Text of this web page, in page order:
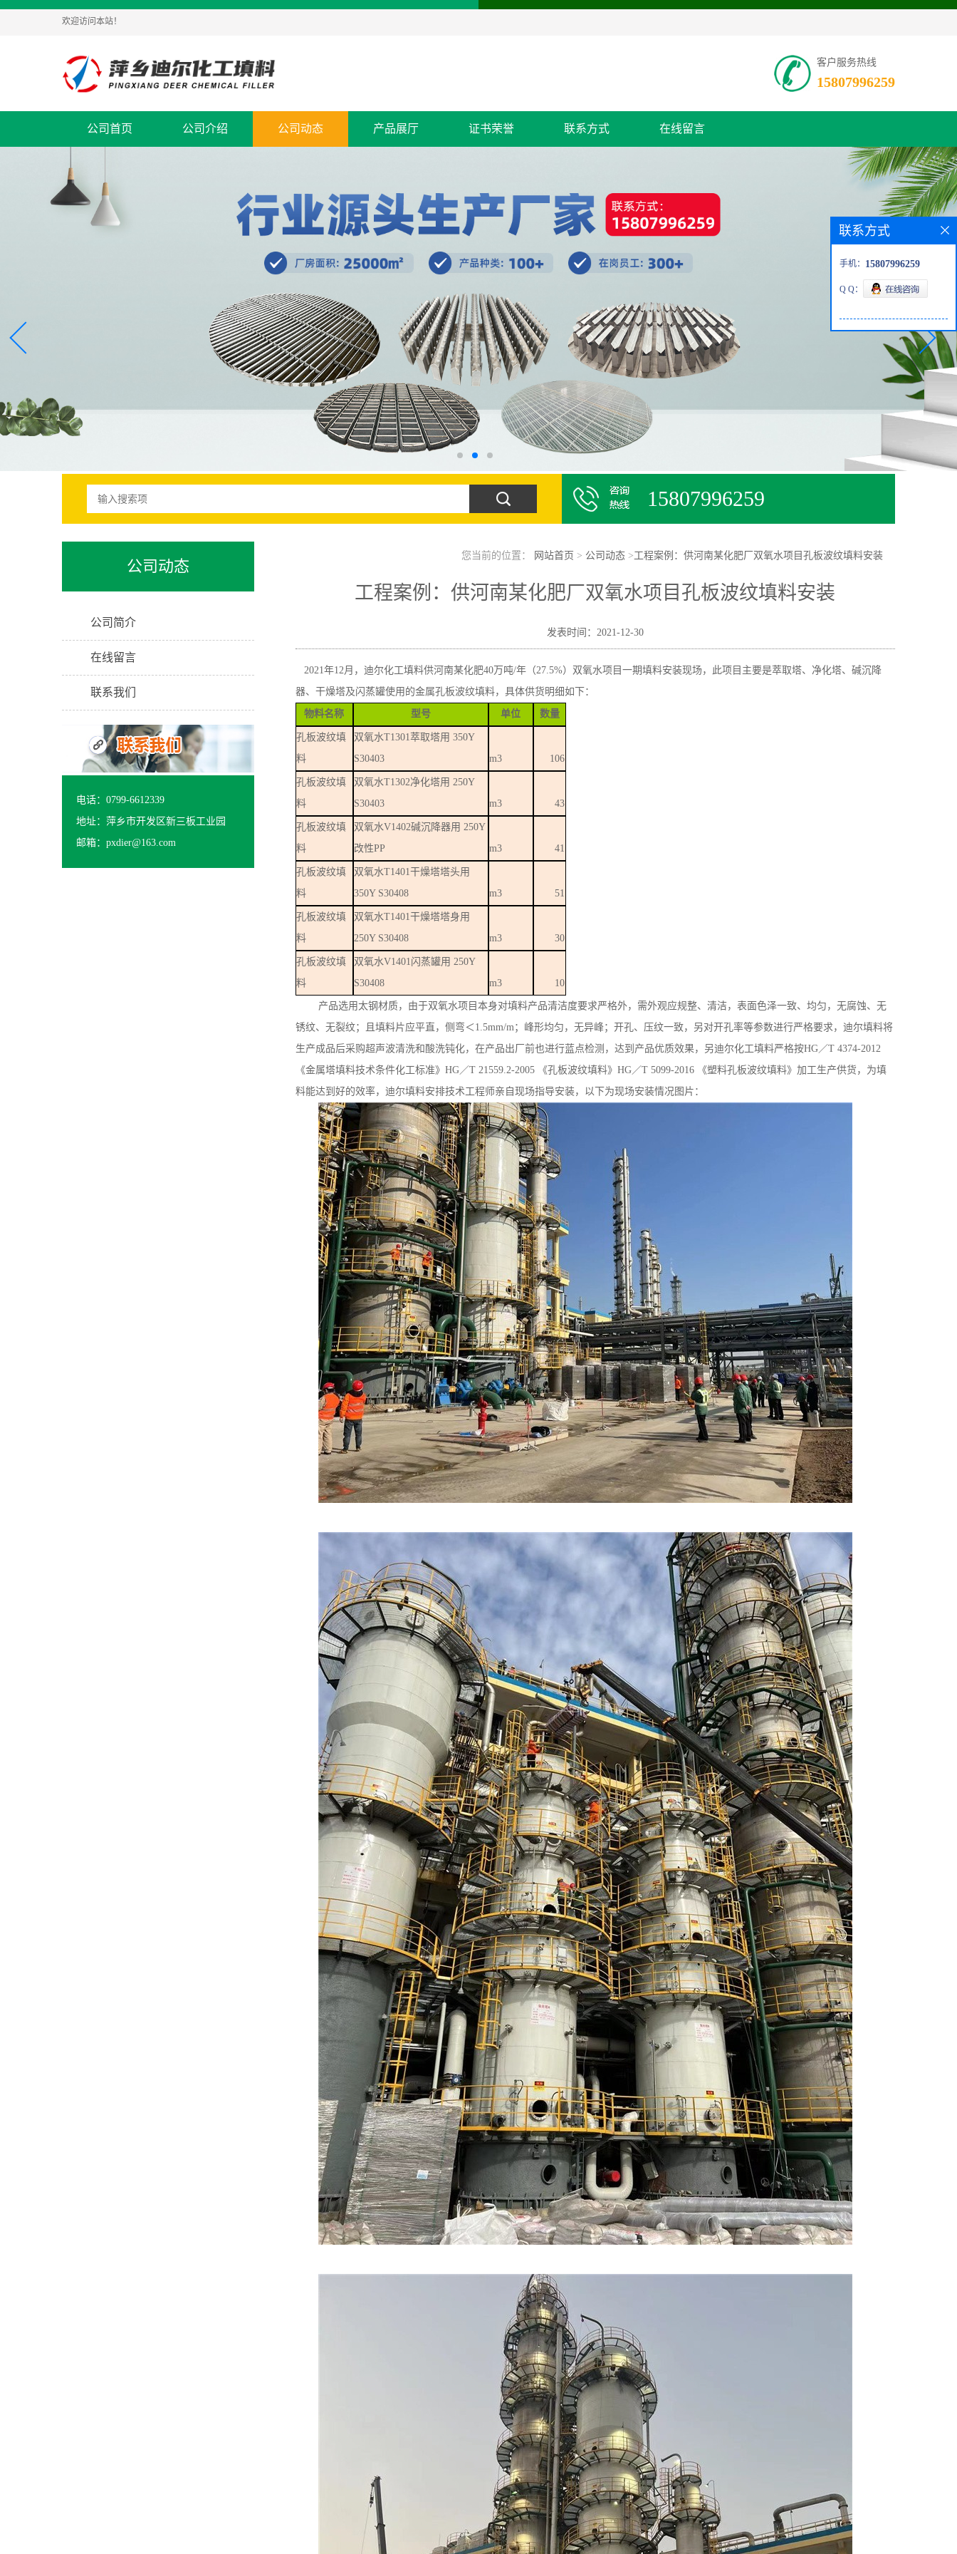
欢迎访问本站！
客户服务热线
15807996259
公司首页 公司介绍 公司动态 产品展厅 证书荣誉 联系方式 在线留言
15807996259
公司动态
公司简介
在线留言
联系我们
电话：0799-6612339
地址：萍乡市开发区新三板工业园
邮箱：pxdier@163.com
您当前的位置： 网站首页 > 公司动态 >工程案例：供河南某化肥厂双氧水项目孔板波纹填料安装
工程案例：供河南某化肥厂双氧水项目孔板波纹填料安装
发表时间：2021-12-30
2021年12月，迪尔化工填料供河南某化肥40万吨/年（27.5%）双氧水项目一期填料安装现场，此项目主要是萃取塔、净化塔、碱沉降
器、干燥塔及闪蒸罐使用的金属孔板波纹填料，具体供货明细如下：
物料名称 型号 单位 数量
孔板波纹填
料
双氧水T1301萃取塔用 350Y
S30403
m3 106
孔板波纹填
料
双氧水T1302净化塔用 250Y
S30403
m3 43
孔板波纹填
料
双氧水V1402碱沉降器用 250Y
改性PP m3 41
孔板波纹填
料
双氧水T1401干燥塔塔头用
350Y S30408
m3 51
孔板波纹填
料
双氧水T1401干燥塔塔身用
250Y S30408
m3 30
孔板波纹填
料
双氧水V1401闪蒸罐用 250Y
S30408
m3 10
产品选用太钢材质，由于双氧水项目本身对填料产品清洁度要求严格外，需外观应规整、清洁，表面色泽一致、均匀，无腐蚀、无
锈纹、无裂纹；且 填料片应平直，侧弯＜1.5mm/m；峰形均匀，无异峰；开孔、压纹一致，另对开孔率等参数进行严格要求，迪尔填料将
生产成品后采购超声波清洗和酸洗钝化，在产品出厂前也进行蓝点检测，达到产品优质效果，另迪尔化工填料严格按HG／T 4374-2012
《金属塔填料技术条件化工标准》 HG／T 21559.2-2005 《孔板波纹填料》 HG／T 5099-2016
《塑料孔板波纹填料》加工生产供货，为填
料能达到好的效率，迪尔填料安排技术工程师亲自现场指导安装，以下为现场安装情况图片：
联系方式
手机： 15807996259
Q Q：